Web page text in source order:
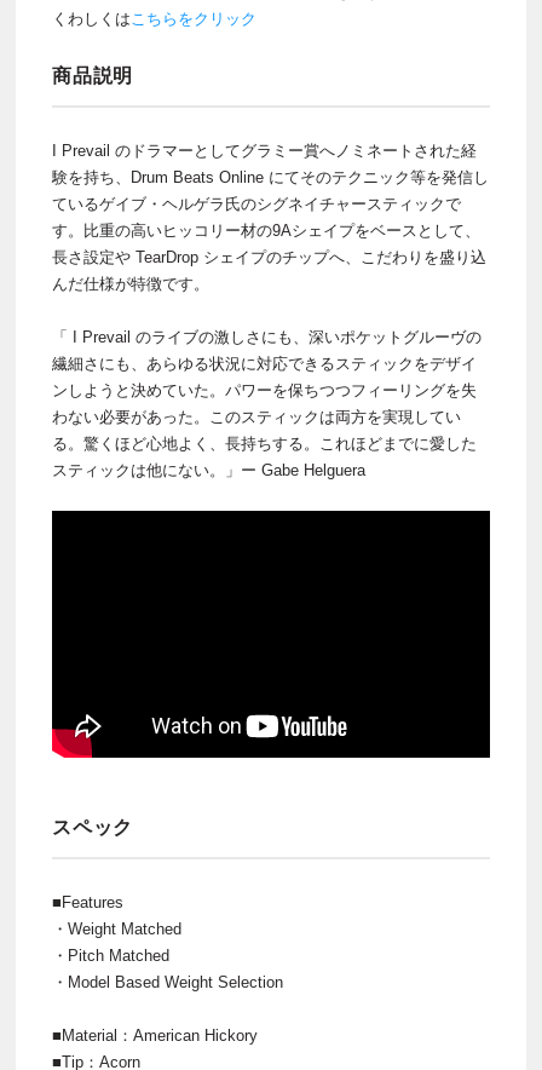
くわしくはこちらをクリック
商品説明
I Prevail のドラマーとしてグラミー賞へノミネートされた経
験を持ち、Drum Beats Online にてそのテクニック等を発信し
ているゲイブ・ヘルゲラ氏のシグネイチャースティックで
す。比重の高いヒッコリー材の9Aシェイプをベースとして、
長さ設定や TearDrop シェイプのチップへ、こだわりを盛り込
んだ仕様が特徴です。
「 I Prevail のライブの激しさにも、深いポケットグルーヴの
繊細さにも、あらゆる状況に対応できるスティックをデザイ
ンしようと決めていた。パワーを保ちつつフィーリングを失
わない必要があった。このスティックは両方を実現してい
る。驚くほど心地よく、長持ちする。これほどまでに愛した
スティックは他にない。」ー Gabe Helguera
スペック
■Features
・Weight Matched
・Pitch Matched
・Model Based Weight Selection
■Material：American Hickory
■Tip：Acorn